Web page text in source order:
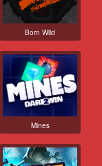
Born Wild
Mines